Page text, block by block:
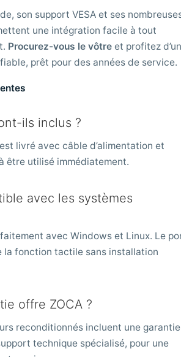
son support VESA et ses
une intégration facile à tout
Procurez-vous le vôtre et profitez
prêt pour des années de service.
ils inclus ?
livré avec câble d’alimentation et
être utilisé immédiatement.
avec les systèmes
avec Windows et Linux. Le
la fonction tactile sans installation
offre ZOCA ?
reconditionnés incluent une garantie
technique spécialisé, pour une